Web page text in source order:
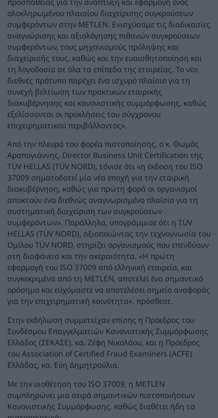
ολοκληρωμένου πλαισίου διαχείρισης συγκρούσεων
συμφερόντων στην METLEN. Ενισχύσαμε τις διαδικασίες
αναγνώρισης και αξιολόγησης πιθανών συγκρούσεων
συμφερόντων, τους μηχανισμούς πρόληψης και
διαχείρισής τους, καθώς και την ευαισθητοποίηση και
τη λογοδοσία σε όλα τα επίπεδα της εταιρείας. Το νέο
διεθνές πρότυπο παρέχει ένα ισχυρό πλαίσιο για τη
συνεχή βελτίωση των πρακτικών εταιρικής
διακυβέρνησης και κανονιστικής συμμόρφωσης, καθώς
εξελίσσονται οι προκλήσεις του σύγχρονου
επιχειρηματικού περιβάλλοντος».
Από την πλευρά του φορέα πιστοποίησης, ο κ. Θωμάς
Αραπογιάννης, Director Business Unit Certification της
TÜV HELLAS (TÜV NORD), τόνισε ότι «η έκδοση του ISO
37009 σηματοδοτεί μία νέα εποχή για την εταιρική
διακυβέρνηση, καθώς για πρώτη φορά οι οργανισμοί
αποκτούν ένα διεθνώς αναγνωρισμένο πλαίσιο για τη
συστηματική διαχείριση των συγκρούσεων
συμφερόντων». Παράλληλα, υπογράμμισε ότι η TÜV
HELLAS (TÜV NORD), αξιοποιώντας την τεχνογνωσία του
Ομίλου TÜV NORD, στηρίζει οργανισμούς που επενδύουν
στη διαφάνεια και την ακεραιότητα. «Η πρώτη
εφαρμογή του ISO 37009 από ελληνική εταιρεία, και
συγκεκριμένα από τη METLEN, αποτελεί ένα σημαντικό
ορόσημο και ευχόμαστε να αποτελέσει σημείο αναφοράς
για την επιχειρηματική κοινότητα», πρόσθεσε.
Στην εκδήλωση συμμετείχαν επίσης η Πρόεδρος του
Συνδέσμου Επαγγελματιών Κανονιστικής Συμμόρφωσης
Ελλάδος (ΣΕΚΑΣΕ), κα. Ζέφη Νικολάου, και η Πρόεδρος
του Association of Certified Fraud Examiners (ACFE)
Ελλάδας, κα. Εύη Δημητρούλια.
Με την υιοθέτηση του ISO 37009, η METLEN
συμπληρώνει μια σειρά σημαντικών πιστοποιήσεων
Κανονιστικής Συμμόρφωσης, καθώς διαθέτει ήδη τα